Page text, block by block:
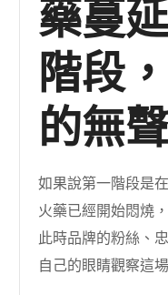
藥蔓
階段
的無
如果說第一階段是
火藥已經開始悶燒
此時品牌的粉絲、
自己的眼睛觀察這